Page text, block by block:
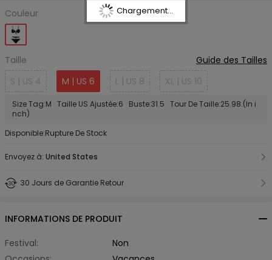
Couleur
Taille
Guide des Tailles
S | US 4
M | US 6 L | US 8 XL | US 10
Size Tag:M Taille US Ajustée:6 Buste:31.5 Tour De Taille:25.98.(In i
nch)
Disponible:Rupture De Stock
Envoyez à: United States
30 Jours de Garantie Retour
INFORMATIONS DE PRODUIT
Festival:
Non
Chargement...